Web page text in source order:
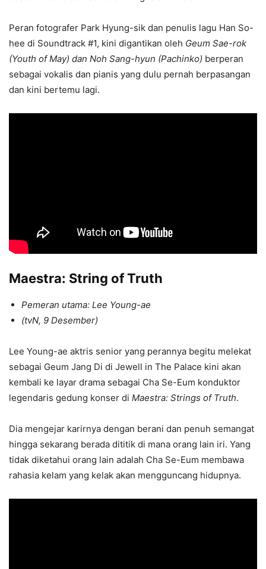
Peran fotografer Park Hyung-sik dan penulis lagu Han So-
hee di Soundtrack #1, kini digantikan oleh Geum Sae-rok
(Youth of May) dan Noh Sang-hyun (Pachinko) berperan
sebagai vokalis dan pianis yang dulu pernah berpasangan
dan kini bertemu lagi.
Maestra: String of Truth
Pemeran utama: Lee Young-ae
(tvN, 9 Desember)
Lee Young-ae aktris senior yang perannya begitu melekat
sebagai Geum Jang Di di Jewell in The Palace kini akan
kembali ke layar drama sebagai Cha Se-Eum konduktor
legendaris gedung konser di Maestra: Strings of Truth.
Dia mengejar karirnya dengan berani dan penuh semangat
hingga sekarang berada dititik di mana orang lain iri. Yang
tidak diketahui orang lain adalah Cha Se-Eum membawa
rahasia kelam yang kelak akan mengguncang hidupnya.